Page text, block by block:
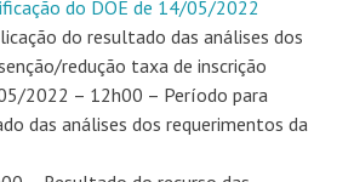
do DOE de 14/05/2022
do resultado das análises dos
redução taxa de inscrição
2022 – 12h00 – Período para
das análises dos requerimentos da